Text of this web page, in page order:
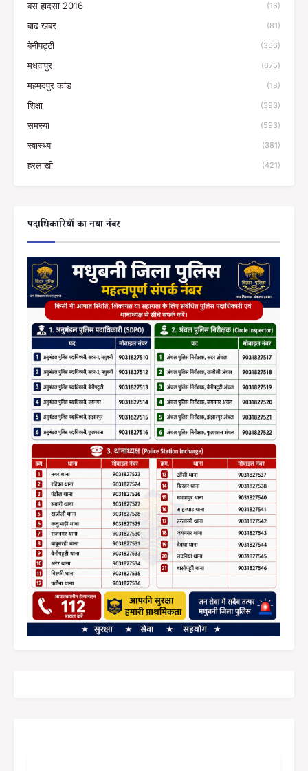
बस हादसा 2016 (16)
बाढ़ खबर (81)
बेनीपट्टी (366)
मधवापुर (675)
महमदपुर कांड (18)
शिक्षा (393)
समस्या (593)
स्वास्थ्य (381)
हरलाखी (421)
पदाधिकारियों का नया नंबर